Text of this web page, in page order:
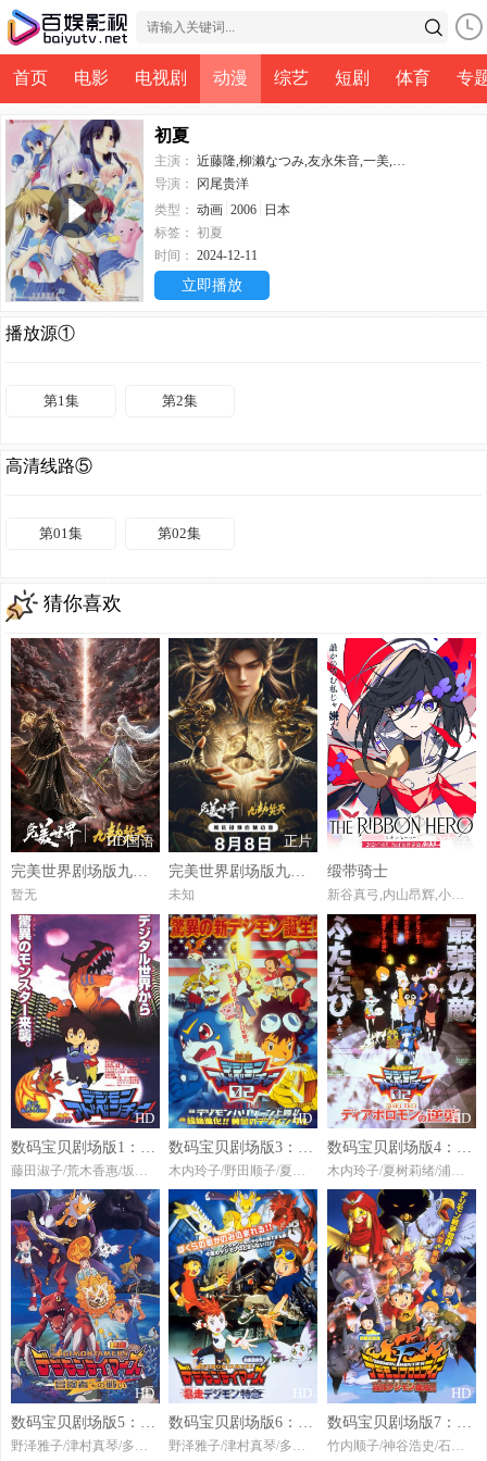
首页 电影 电视剧 动漫 综艺 短剧 体育 专
全02集
初夏
主演： 近藤隆,柳濑なつみ,友永朱音,一美,亜城めぐ
导演：
冈尾贵洋
类型： 动画 2006
日本
标签： 初夏
时间： 2024-12-11
立即播放
播放源①
第1集 第2集
高清线路⑤
第01集 第02集
猜你喜欢
HD国语
完美世界剧场版九劫焚天
暂无
正片
​完美世界剧场版九劫焚天​
未知
HD中字
缎带骑士
新谷真弓,内山昂辉,小林星兰
HD
HD
HD
HD
数码宝贝剧场版5：冒险者的战斗
野泽雅子/津村真琴/多田葵/山口真弓/今井由香
HD
数码宝贝剧场版6：暴走特急
野泽雅子/津村真琴/多田葵/山口真弓/今井由香
HD
数码宝贝剧场版7：古代数码兽复活
竹内顺子/神谷浩史/石毛佐和/天田真人/渡边久美子